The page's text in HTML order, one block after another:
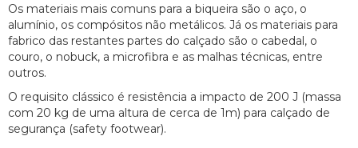
Os materiais mais comuns para a biqueira são o aço, o
alumínio, os compósitos não metálicos. Já os materiais para
fabrico das restantes partes do calçado são o cabedal, o
couro, o nobuck, a microfibra e as malhas técnicas, entre
outros.
O requisito clássico é resistência a impacto de 200 J (massa
com 20 kg de uma altura de cerca de 1m) para calçado de
segurança (safety footwear).